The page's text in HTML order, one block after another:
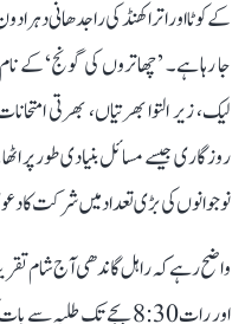
کے کوٹا اور اتراکھنڈ کی راجدھانی
جا رہا ہے۔ ’چھاتروں کی گونج‘ کے
لیک، زیر التوا بھرتیاں، بھرتی
روزگاری جیسے مسائل بنیادی طور پر
نوجوانوں کی بڑی تعداد میں شرکت کا
اور رات 8:30 بجے تک